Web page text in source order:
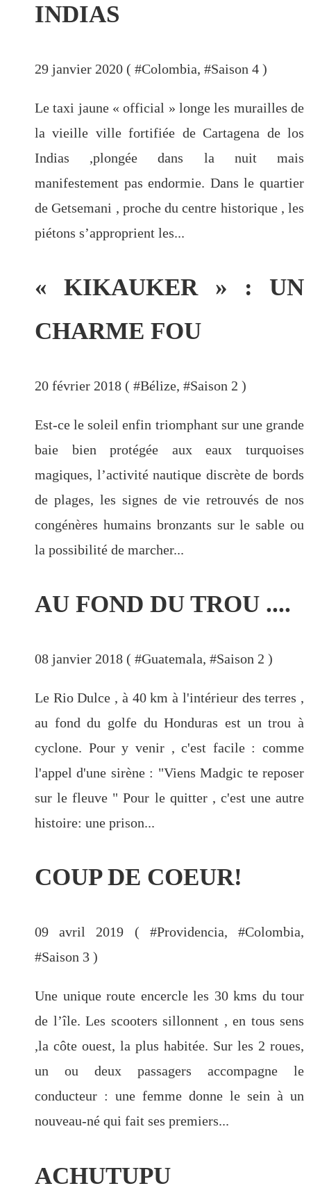
INDIAS
29 janvier 2020 ( #Colombia, #Saison 4 )
Le taxi jaune « official » longe les murailles de
la vieille ville fortifiée de Cartagena de los
Indias ,plongée dans la nuit mais
manifestement pas endormie. Dans le quartier
de Getsemani , proche du centre historique , les
piétons s’approprient les...
« KIKAUKER » : UN
CHARME FOU
20 février 2018 ( #Bélize, #Saison 2 )
Est-ce le soleil enfin triomphant sur une grande
baie bien protégée aux eaux turquoises
magiques, l’activité nautique discrète de bords
de plages, les signes de vie retrouvés de nos
congénères humains bronzants sur le sable ou
la possibilité de marcher...
AU FOND DU TROU ....
08 janvier 2018 ( #Guatemala, #Saison 2 )
Le Rio Dulce , à 40 km à l'intérieur des terres ,
au fond du golfe du Honduras est un trou à
cyclone. Pour y venir , c'est facile : comme
l'appel d'une sirène : "Viens Madgic te reposer
sur le fleuve " Pour le quitter , c'est une autre
histoire: une prison...
COUP DE COEUR!
09 avril 2019 ( #Providencia, #Colombia,
#Saison 3 )
Une unique route encercle les 30 kms du tour
de l’île. Les scooters sillonnent , en tous sens
,la côte ouest, la plus habitée. Sur les 2 roues,
un ou deux passagers accompagne le
conducteur : une femme donne le sein à un
nouveau-né qui fait ses premiers...
ACHUTUPU